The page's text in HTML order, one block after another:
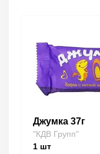
Джумка 37г
"КДВ Групп"
1 шт